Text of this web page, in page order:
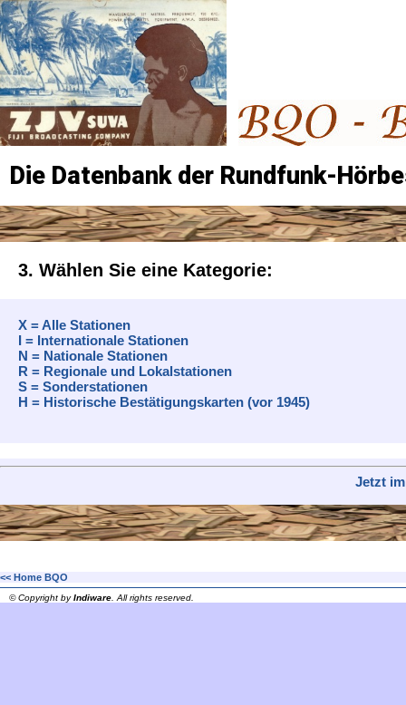
Die Datenbank der Rundfunk-
3. Wählen Sie eine Kategorie:
X = Alle Stationen
I = Internationale Stationen
N = Nationale Stationen
R = Regionale und Lokalstationen
S = Sonderstationen
H = Historische Bestätigungskarten (vor 1945)
Jetzt
<< Home BQO
© Copyright byIndiware . All rights reserved.